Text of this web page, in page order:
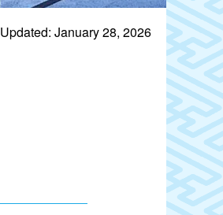
Updated: January 28, 2026